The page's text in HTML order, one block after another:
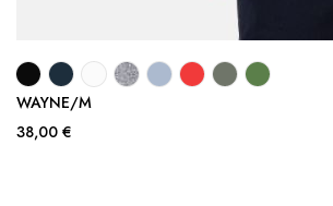
WAYNE/M
38,00 €